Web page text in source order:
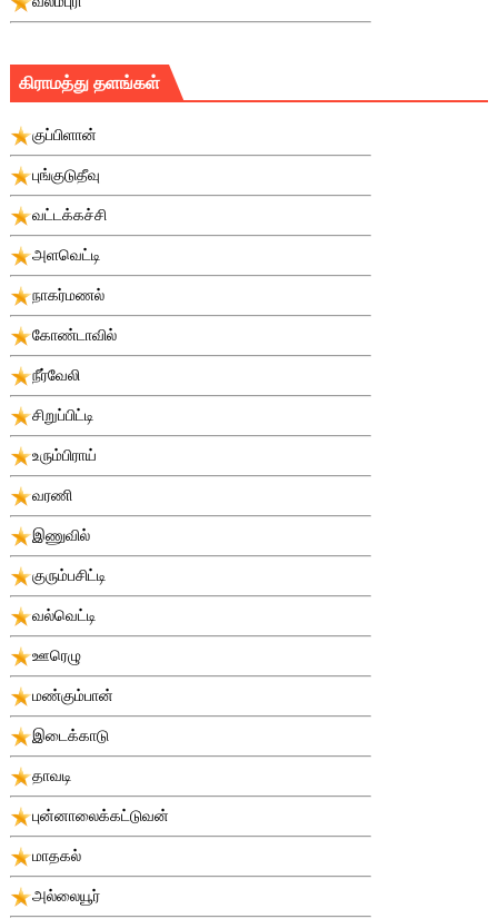
கிராமத்து தளங்கள்
குப்பிளான்
புங்குடுதீவு
வட்டக்கச்சி
அளவெட்டி
நாகர்மணல்
கோண்டாவில்
நீர்வேலி
சிறுப்பிட்டி
உரும்பிராய்
வரணி
இணுவில்
குரும்பசிட்டி
வல்வெட்டி
ஊரெழு
மண்கும்பான்
இடைக்காடு
தாவடி
புன்னாலைக்கட்டுவன்
மாதகல்
அல்லையூர்